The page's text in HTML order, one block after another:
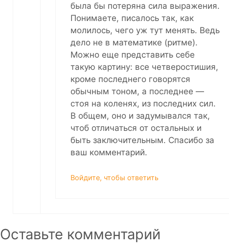
была бы потеряна сила выражения.
Понимаете, писалось так, как
молилось, чего уж тут менять. Ведь
дело не в математике (ритме).
Можно еще представить себе
такую картину: все четверостишия,
кроме последнего говорятся
обычным тоном, а последнее —
стоя на коленях, из последних сил.
В общем, оно и задумывался так,
чтоб отличаться от остальных и
быть заключительным. Спасибо за
ваш комментарий.
Войдите, чтобы ответить
Оставьте комментарий